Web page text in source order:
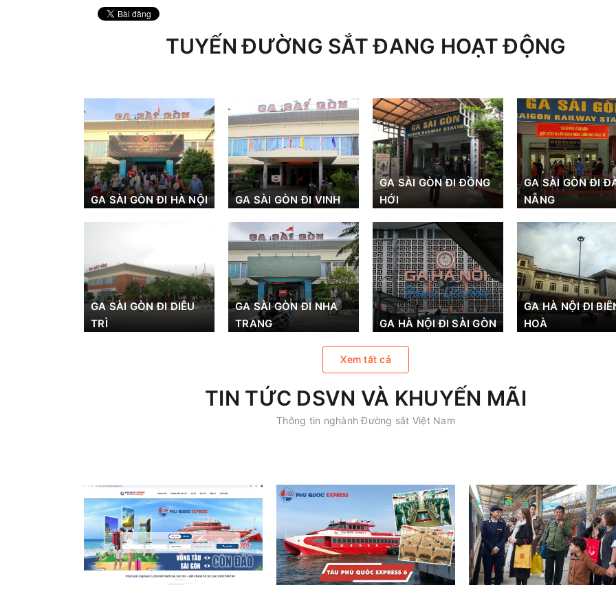
TUYẾN ĐƯỜNG SẮT ĐANG HOẠT ĐỘNG
GA SÀI GÒN ĐI HÀ NỘI GA SÀI GÒN ĐI VINH
GA SÀI GÒN ĐI ĐỒNG
HỚI
GA SÀI GÒN ĐI
NẴNG
GA SÀI GÒN ĐI DIÊU
TRÌ
GA SÀI GÒN ĐI NHA
TRANG
GA HÀ NỘI ĐI SÀI GÒN
GA HÀ NỘI ĐI
HOÀ
Xem tất cả
TIN TỨC DSVN VÀ KHUYẾN MÃI
Thông tin nghành Đường sắt Việt Nam